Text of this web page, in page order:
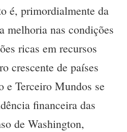
é, primordialmente da
melhoria nas condições
ricas em recursos
crescente de países
e Terceiro Mundos se
financeira das
de Washington,